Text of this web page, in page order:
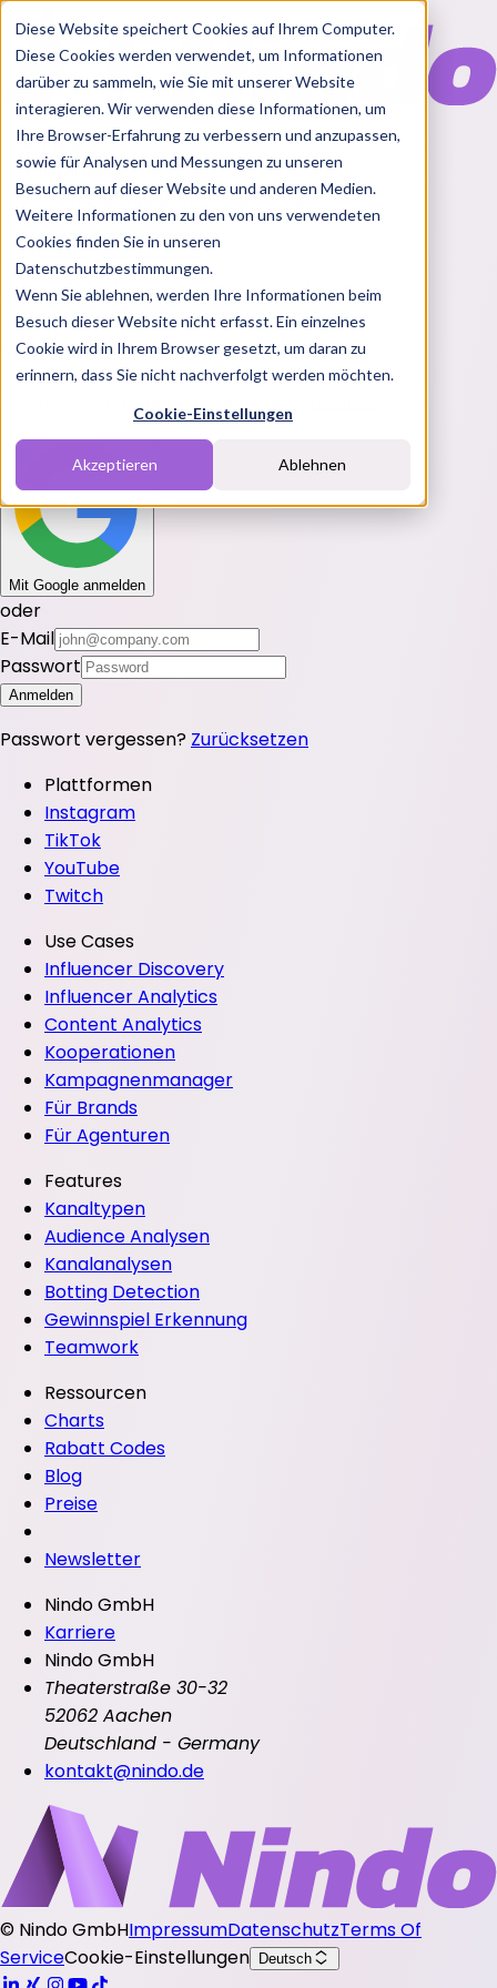
Diese Website speichert Cookies auf Ihrem Computer.
Diese Cookies werden verwendet, um Informationen
darüber zu sammeln, wie Sie mit unserer Website
interagieren. Wir verwenden diese Informationen, um
Ihre Browser-Erfahrung zu verbessern und anzupassen,
sowie für Analysen und Messungen zu unseren
Besuchern auf dieser Website und anderen Medien.
Weitere Informationen zu den von uns verwendeten
Cookies finden Sie in unseren
Datenschutzbestimmungen.
Wenn Sie ablehnen, werden Ihre Informationen beim
Besuch dieser Website nicht erfasst. Ein einzelnes
Cookie wird in Ihrem Browser gesetzt, um daran zu
erinnern, dass Sie nicht nachverfolgt werden möchten.
Cookie-Einstellungen
Akzeptieren Ablehnen
Features
Solutions
BlogChartsRabatt CodesPakete
Login
Melde dich bei Nindo an
Du hast noch keinen Account?
Mit Google anmelden
oder
E-Mail
Passwort
Anmelden
Passwort vergessen? Zurücksetzen
Plattformen
Instagram
TikTok
YouTube
Twitch
Use Cases
Influencer Discovery
Influencer Analytics
Content Analytics
Kooperationen
Kampagnenmanager
Für Brands
Für Agenturen
Features
Kanaltypen
Audience Analysen
Kanalanalysen
Botting Detection
Gewinnspiel Erkennung
Teamwork
Ressourcen
Charts
Rabatt Codes
Blog
Preise
Newsletter
Nindo GmbH
Karriere
Nindo GmbH
Theaterstraße 30-32
52062 Aachen
Deutschland - Germany
kontakt@nindo.de
© Nindo GmbHImpressumDatenschutzTerms Of
ServiceCookie-Einstellungen Deutsch